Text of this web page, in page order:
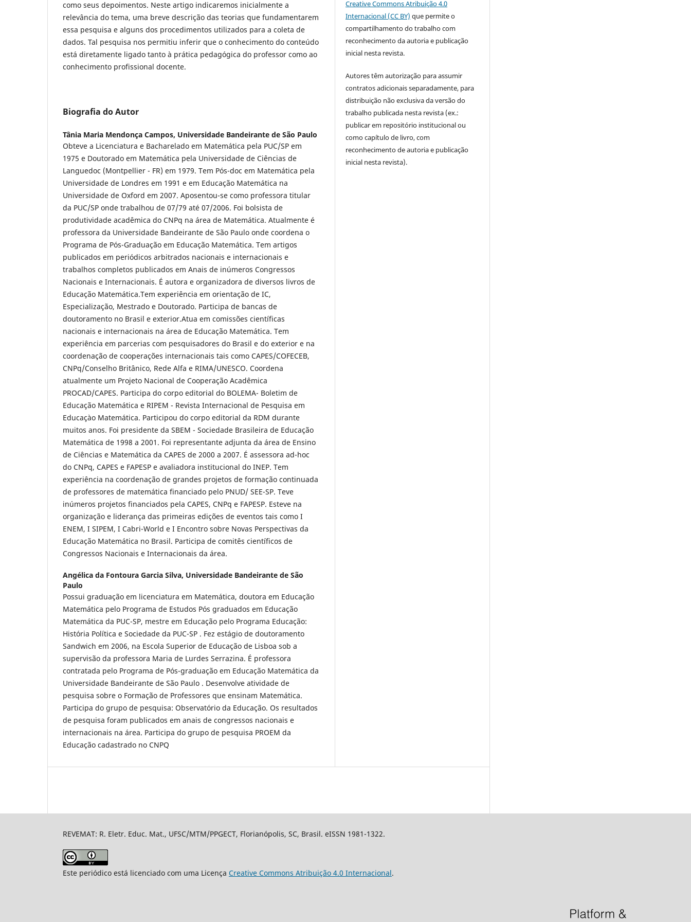
como seus depoimentos. Neste artigo indicaremos inicialmente a
relevância do tema, uma breve descrição das teorias que fundamentarem
essa pesquisa e alguns dos procedimentos utilizados para a coleta de
dados. Tal pesquisa nos permitiu inferir que o conhecimento do conteúdo
está diretamente ligado tanto à prática pedagógica do professor como ao
conhecimento profissional docente.
Biografia do Autor
Tânia Maria Mendonça Campos, Universidade Bandeirante de São Paulo
Obteve a Licenciatura e Bacharelado em Matemática pela PUC/SP em
1975 e Doutorado em Matemática pela Universidade de Ciências de
Languedoc (Montpellier - FR) em 1979. Tem Pós-doc em Matemática pela
Universidade de Londres em 1991 e em Educação Matemática na
Universidade de Oxford em 2007. Aposentou-se como professora titular
da PUC/SP onde trabalhou de 07/79 até 07/2006. Foi bolsista de
produtividade acadêmica do CNPq na área de Matemática. Atualmente é
professora da Universidade Bandeirante de São Paulo onde coordena o
Programa de Pós-Graduação em Educação Matemática. Tem artigos
publicados em periódicos arbitrados nacionais e internacionais e
trabalhos completos publicados em Anais de inúmeros Congressos
Nacionais e Internacionais. É autora e organizadora de diversos livros de
Educação Matemática.Tem experiência em orientação de IC,
Especialização, Mestrado e Doutorado. Participa de bancas de
doutoramento no Brasil e exterior.Atua em comissões científicas
nacionais e internacionais na área de Educação Matemática. Tem
experiência em parcerias com pesquisadores do Brasil e do exterior e na
coordenação de cooperações internacionais tais como CAPES/COFECEB,
CNPq/Conselho Britânico, Rede Alfa e RIMA/UNESCO. Coordena
atualmente um Projeto Nacional de Cooperação Acadêmica
PROCAD/CAPES. Participa do corpo editorial do BOLEMA- Boletim de
Educação Matemática e RIPEM - Revista Internacional de Pesquisa em
Educaçào Matemática. Participou do corpo editorial da RDM durante
muitos anos. Foi presidente da SBEM - Sociedade Brasileira de Educação
Matemática de 1998 a 2001. Foi representante adjunta da área de Ensino
de Ciências e Matemática da CAPES de 2000 a 2007. É assessora ad-hoc
do CNPq, CAPES e FAPESP e avaliadora institucional do INEP. Tem
experiência na coordenação de grandes projetos de formação continuada
de professores de matemática financiado pelo PNUD/ SEE-SP. Teve
inúmeros projetos financiados pela CAPES, CNPq e FAPESP. Esteve na
organização e liderança das primeiras edições de eventos tais como I
ENEM, I SIPEM, I Cabri-World e I Encontro sobre Novas Perspectivas da
Educação Matemática no Brasil. Participa de comitês científicos de
Congressos Nacionais e Internacionais da área.
Angélica da Fontoura Garcia Silva, Universidade Bandeirante de São
Paulo
Possui graduação em licenciatura em Matemática, doutora em Educação
Matemática pelo Programa de Estudos Pós graduados em Educação
Matemática da PUC-SP, mestre em Educação pelo Programa Educação:
História Política e Sociedade da PUC-SP . Fez estágio de doutoramento
Sandwich em 2006, na Escola Superior de Educação de Lisboa sob a
supervisão da professora Maria de Lurdes Serrazina. É professora
contratada pelo Programa de Pós-graduação em Educação Matemática da
Universidade Bandeirante de São Paulo . Desenvolve atividade de
pesquisa sobre o Formação de Professores que ensinam Matemática.
Participa do grupo de pesquisa: Observatório da Educação. Os resultados
de pesquisa foram publicados em anais de congressos nacionais e
internacionais na área. Participa do grupo de pesquisa PROEM da
Educação cadastrado no CNPQ
Creative Commons Atribuição 4.0
Internacional (CC BY) que permite o
compartilhamento do trabalho com
reconhecimento da autoria e publicação
inicial nesta revista.
Autores têm autorização para assumir
contratos adicionais separadamente, para
distribuição não exclusiva da versão do
trabalho publicada nesta revista (ex.:
publicar em repositório institucional ou
como capítulo de livro, com
reconhecimento de autoria e publicação
inicial nesta revista).
REVEMAT: R. Eletr. Educ. Mat., UFSC/MTM/PPGECT, Florianópolis, SC, Brasil. eISSN 1981-1322.
Este periódico está licenciado com uma Licença Creative Commons Atribuição 4.0 Internacional.